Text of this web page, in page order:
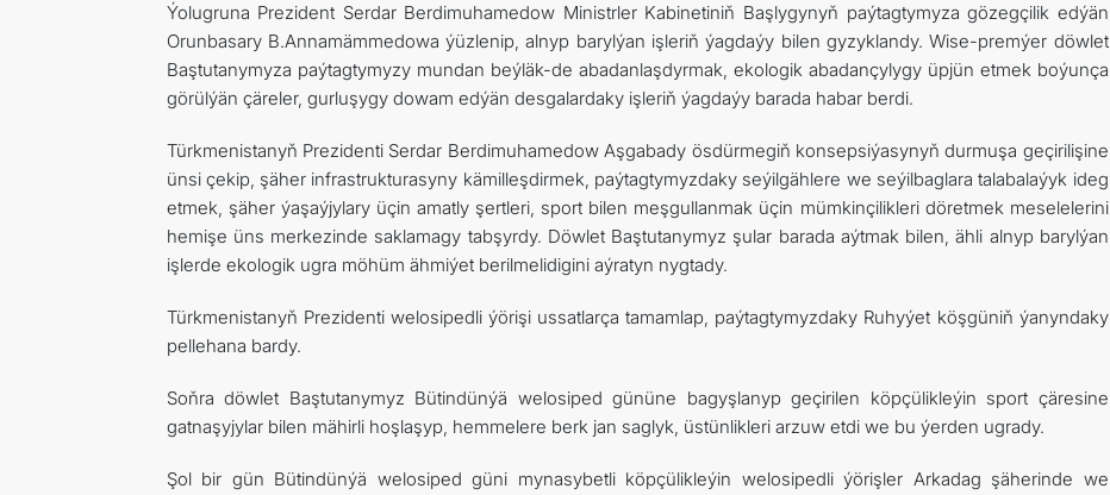
Ýolugruna Prezident Serdar Berdimuhamedow Ministrler Kabinetiniň Başlygynyň paýtagtymyza gözegçilik edýän
Orunbasary B.Annamämmedowa ýüzlenip, alnyp barylýan işleriň ýagdaýy bilen gyzyklandy. Wise-premýer döwlet
Baştutanymyza paýtagtymyzy mundan beýläk-de abadanlaşdyrmak, ekologik abadançylygy üpjün etmek boýunça
görülýän çäreler, gurluşygy dowam edýän desgalardaky işleriň ýagdaýy barada habar berdi.
Türkmenistanyň Prezidenti Serdar Berdimuhamedow Aşgabady ösdürmegiň konsepsiýasynyň durmuşa geçirilişine
ünsi çekip, şäher infrastrukturasyny kämilleşdirmek, paýtagtymyzdaky seýilgählere we seýilbaglara talabalaýyk ideg
etmek, şäher ýaşaýjylary üçin amatly şertleri, sport bilen meşgullanmak üçin mümkinçilikleri döretmek meselelerini
hemişe üns merkezinde saklamagy tabşyrdy. Döwlet Baştutanymyz şular barada aýtmak bilen, ähli alnyp barylýan
işlerde ekologik ugra möhüm ähmiýet berilmelidigini aýratyn nygtady.
Türkmenistanyň Prezidenti welosipedli ýörişi ussatlarça tamamlap, paýtagtymyzdaky Ruhyýet köşgüniň ýanyndaky
pellehana bardy.
Soňra döwlet Baştutanymyz Bütindünýä welosiped gününe bagyşlanyp geçirilen köpçülikleýin sport çäresine
gatnaşyjylar bilen mähirli hoşlaşyp, hemmelere berk jan saglyk, üstünlikleri arzuw etdi we bu ýerden ugrady.
Şol bir gün Bütindünýä welosiped güni mynasybetli köpçülikleýin welosipedli ýörişler Arkadag şäherinde we